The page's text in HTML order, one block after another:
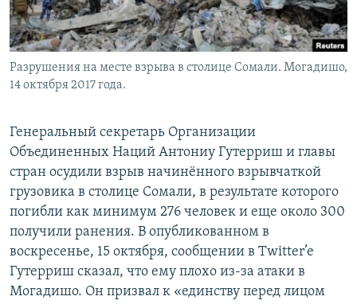
Разрушения на месте взрыва в столице Сомали. Могадишо,
14 октября 2017 года.
Генеральный секретарь Организации
Объединенных Наций Антониу Гутерриш и главы
стран осудили взрыв начинённого взрывчаткой
грузовика в столице Сомали, в результате которого
погибли как минимум 276 человек и еще около 300
получили ранения. В опубликованном в
воскресенье, 15 октября, сообщении в Twitter’e
Гутерриш сказал, что ему плохо из-за атаки в
Могадишо. Он призвал к «единству перед лицом